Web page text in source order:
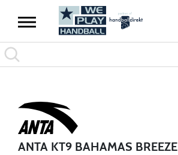
ANTA KT9 BAHAMAS BREEZE